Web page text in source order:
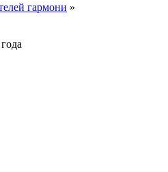
гармони »